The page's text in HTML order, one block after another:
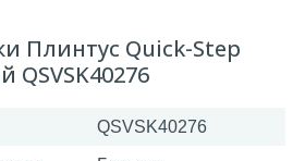
Плинтус Quick-Step
QSVSK40276
QSVSK40276